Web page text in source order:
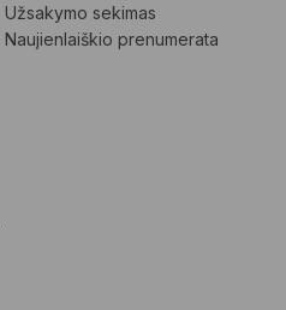
Užsakymo sekimas
Naujienlaiškio prenumerata